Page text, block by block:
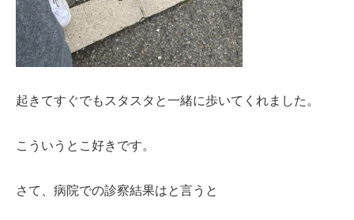
起きてすぐでもスタスタと一緒に歩いてくれました。
こういうとこ好きです。
さて、病院での診察結果はと言うと